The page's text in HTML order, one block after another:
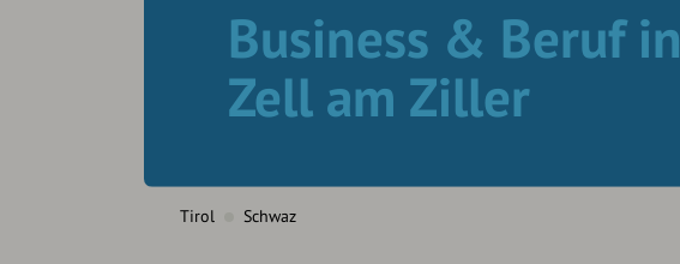
Business & Beruf in
Zell am Ziller
Tirol Schwaz